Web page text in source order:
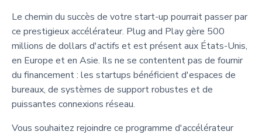
Le chemin du succès de votre start-up pourrait passer par
ce prestigieux accélérateur. Plug and Play gère 500
millions de dollars d'actifs et est présent aux États-Unis,
en Europe et en Asie. Ils ne se contentent pas de fournir
du financement : les startups bénéficient d'espaces de
bureaux, de systèmes de support robustes et de
puissantes connexions réseau.
Vous souhaitez rejoindre ce programme d'accélérateur